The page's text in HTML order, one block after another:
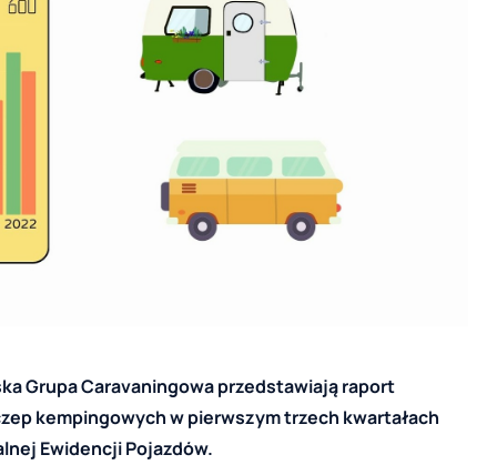
Grupa Caravaningowa przedstawiają raport
kempingowych w pierwszym trzech kwartałach
Ewidencji Pojazdów.